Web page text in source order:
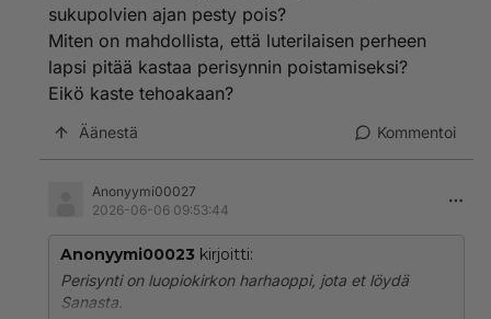
sukupolvien ajan pesty pois?
Miten on mahdollista, että luterilaisen perheen
lapsi pitää kastaa perisynnin poistamiseksi?
Eikö kaste tehoakaan?
Äänestä Kommentoi
Anonyymi00027
2026-06-06 09:53:44
Anonyymi00023 kirjoitti:
Perisynti on luopiokirkon harhaoppi, jota et löydä
Sanasta.